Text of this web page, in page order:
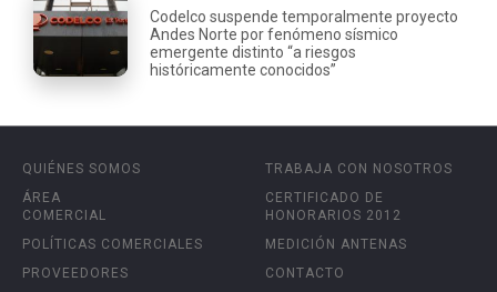
Codelco suspende temporalmente proyecto
Andes Norte por fenómeno sísmico
emergente distinto “a riesgos
históricamente conocidos”
QUIÉNES SOMOS
ÁREA
COMERCIAL
POLÍTICAS COMERCIALES
PROVEEDORES
TRABAJA CON NOSOTROS
CERTIFICADO DE
HONORARIOS 2012
MEDICIÓN ANTENAS
CONTACTO